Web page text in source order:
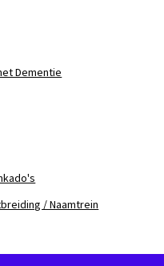
Dementie
/ Naamtrein